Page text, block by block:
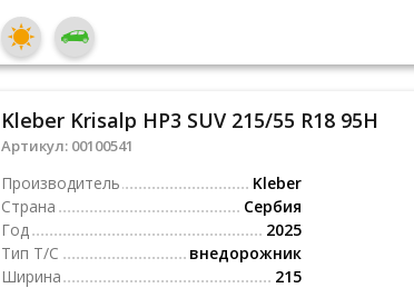
Kleber Krisalp HP3 SUV 215/55 R18 95H
Артикул: 00100541
Производитель
Kleber
Страна
Сербия
Год
2025
Тип Т/С
внедорожник
Ширина
215